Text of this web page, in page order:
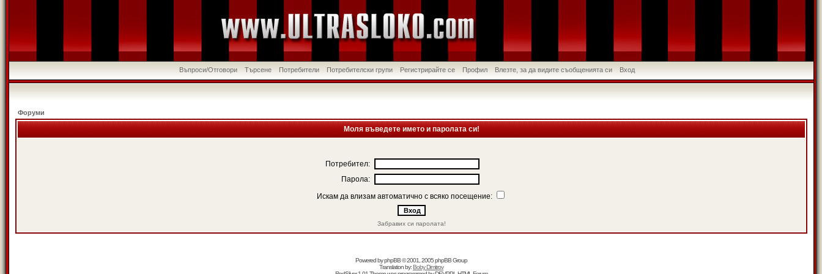
Въпроси/Отговори Търсене Потребители Потребителски групи Регистрирайте се Профил Влезте, за да видите съобщенията си Вход
Форуми
Моля въведете името и паролата си!
Потребител:
Парола:
Искам да влизам автоматично с всяко посещение:
Забравих си паролата!
Powered byphpBB© 2001, 2005 phpBB Group
Translation by:Boby Dimitrov